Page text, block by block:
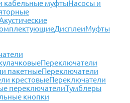
кабельные муфтыНасосы и
ДисплеиМуфты
Переключатели
пакетныеПереключатели
крестовыеПереключатели
переключателиТумблеры
кнопки